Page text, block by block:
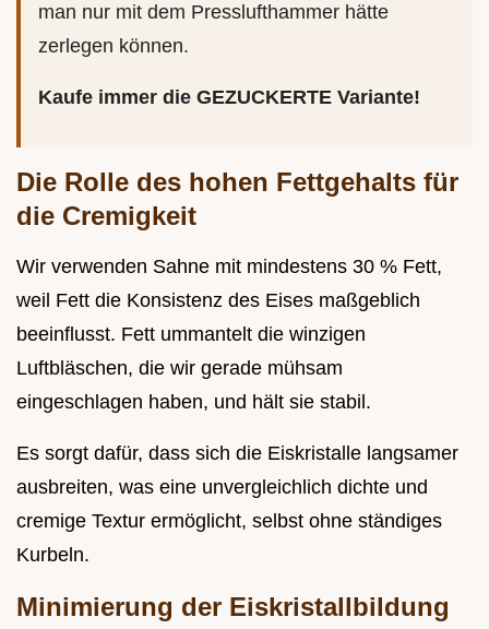
man nur mit dem Presslufthammer hätte
zerlegen können.
Kaufe immer die GEZUCKERTE Variante!
Die Rolle des hohen Fettgehalts für
die Cremigkeit
Wir verwenden Sahne mit mindestens 30 % Fett,
weil Fett die Konsistenz des Eises maßgeblich
beeinflusst. Fett ummantelt die winzigen
Luftbläschen, die wir gerade mühsam
eingeschlagen haben, und hält sie stabil.
Es sorgt dafür, dass sich die Eiskristalle langsamer
ausbreiten, was eine unvergleichlich dichte und
cremige Textur ermöglicht, selbst ohne ständiges
Kurbeln.
Minimierung der Eiskristallbildung